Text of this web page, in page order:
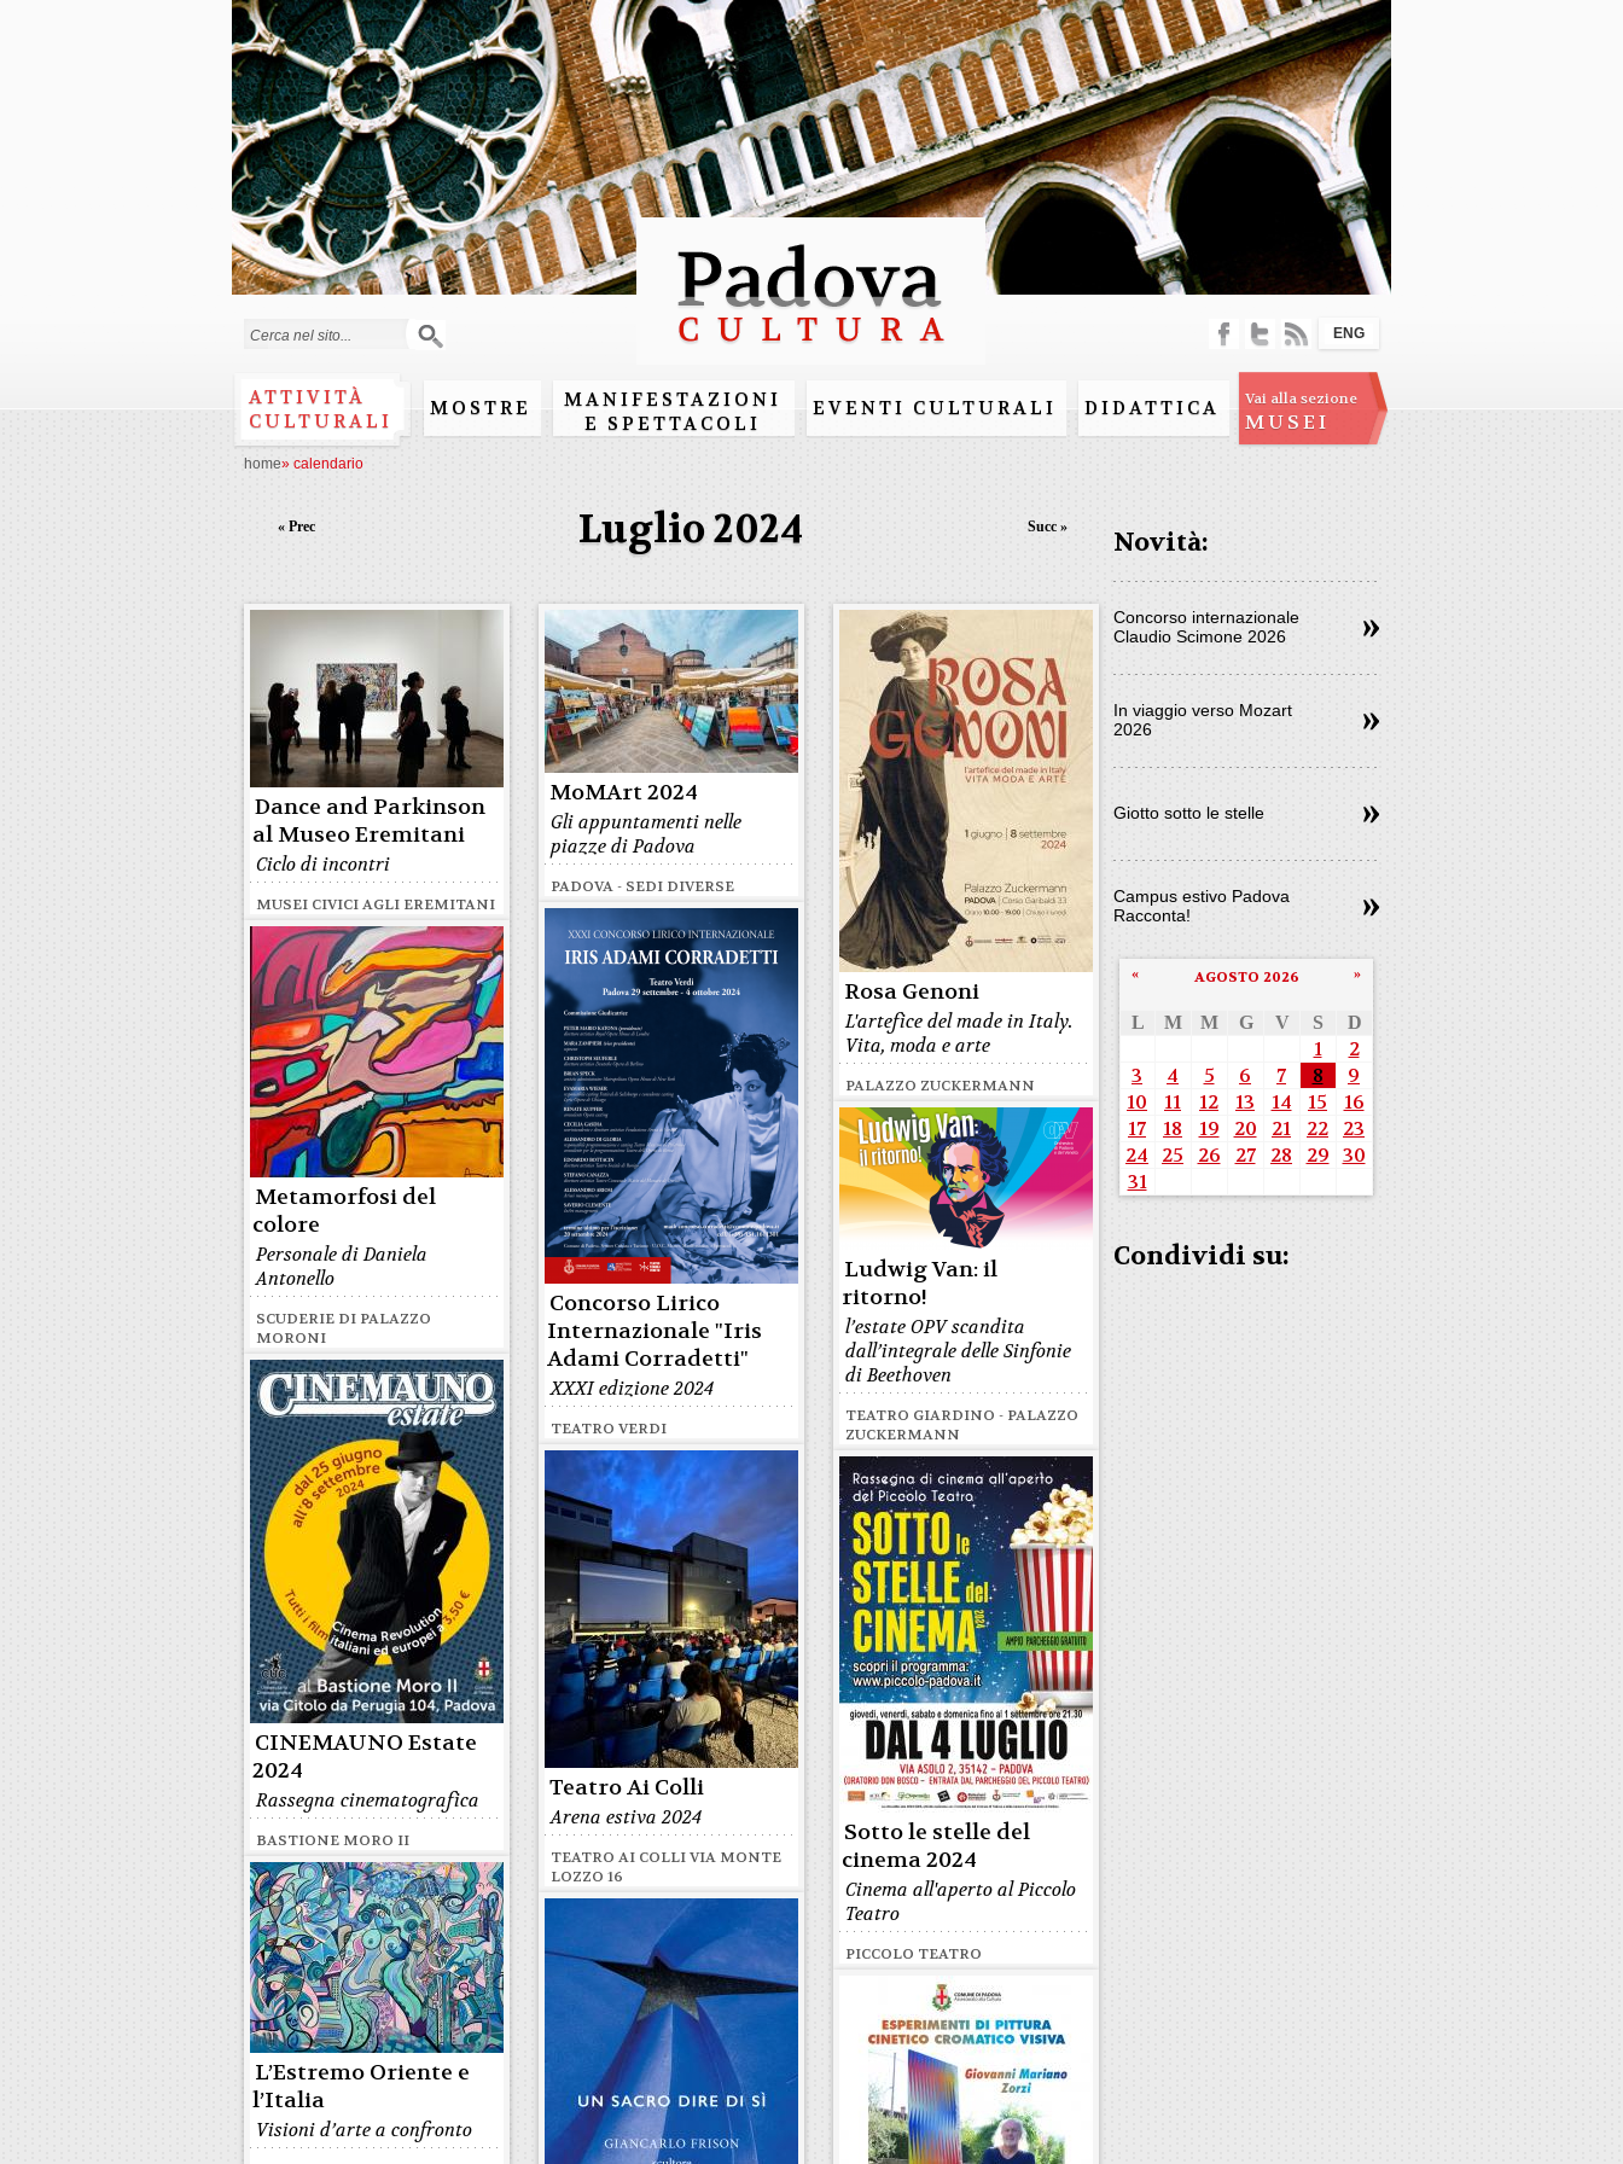
Salta al
contenuto
principale
Form di ricerca
ATTIVITÀ
CULTURALI
MOSTRE
MANIFESTAZIONI
E SPETTACOLI
EVENTI CULTURALI DIDATTICA Vai alla sezione
MUSEI
ENG
home» calendario
Luglio 2024
« Prec Succ »
Dance and Parkinson
al Museo Eremitani
Ciclo di incontri
MUSEI CIVICI AGLI EREMITANI
MoMArt 2024
Gli appuntamenti nelle
piazze di Padova
PADOVA - SEDI DIVERSE
Rosa Genoni
L'artefice del made in Italy.
Vita, moda e arte
PALAZZO ZUCKERMANN
Concorso Lirico
Internazionale "Iris
Adami Corradetti"
XXXI edizione 2024
TEATRO VERDI
Metamorfosi del
colore
Personale di Daniela
Antonello
SCUDERIE DI PALAZZO
MORONI
Ludwig Van: il
ritorno!
l’estate OPV scandita
dall’integrale delle Sinfonie
di Beethoven
TEATRO GIARDINO - PALAZZO
ZUCKERMANN
CINEMAUNO Estate
2024
Rassegna cinematografica
BASTIONE MORO II
Teatro Ai Colli
Arena estiva 2024
TEATRO AI COLLI VIA MONTE
LOZZO 16
Sotto le stelle del
cinema 2024
Cinema all'aperto al Piccolo
Teatro
PICCOLO TEATRO
L’Estremo Oriente e
l’Italia
Visioni d’arte a confronto
Novità:
Concorso internazionale
Claudio Scimone 2026
In viaggio verso Mozart
2026
Giotto sotto le stelle
Campus estivo Padova
Racconta!
AGOSTO 2026
« »
L M M G V S D
1
2
3
4 5 6 7 8
9
10
11 12 13 14 15
16
17
18 19 20 21 22
23
24
25 26 27 28 29 30
31
Condividi su: